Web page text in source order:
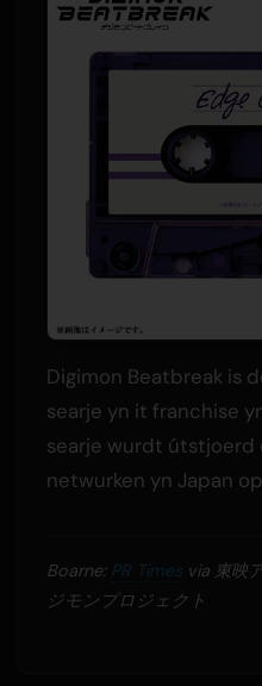
Digimon Beatbreak is
searje yn it franchise
searje wurdt útstjoerd
netwurken yn Japan
Boarne: PR Timesvia 東映
ジモンプロジェクト